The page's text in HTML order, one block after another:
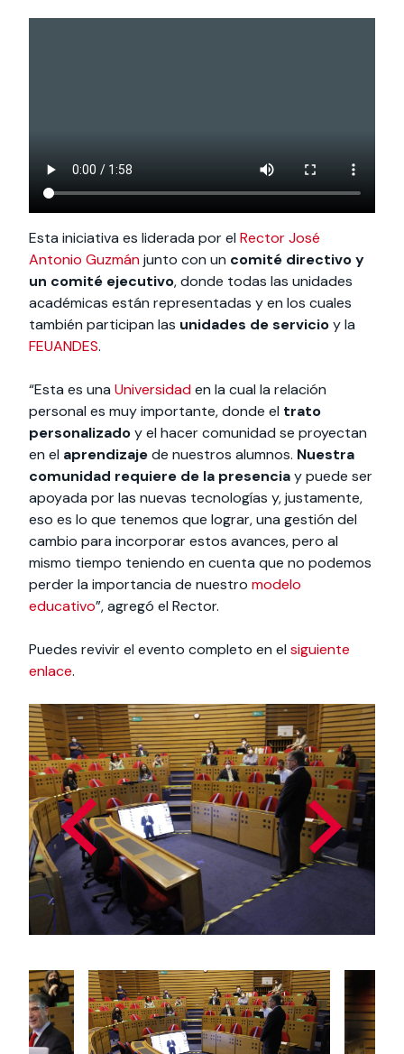
Esta iniciativa es liderada por el Rector José
Antonio Guzmánjunto con un comité directivo y
un comité ejecutivo, donde todas las unidades
académicas están representadas y en los cuales
también participan las unidades de servicioy la
FEUANDES.
“Esta es una Universidaden la cual la relación
personal es muy importante, donde el trato
personalizadoy el hacer comunidad se proyectan
en el aprendizajede nuestros alumnos. Nuestra
comunidad requiere de la presenciay puede ser
apoyada por las nuevas tecnologías y, justamente,
eso es lo que tenemos que lograr, una gestión del
cambio para incorporar estos avances, pero al
mismo tiempo teniendo en cuenta que no podemos
perder la importancia de nuestro modelo
educativo”, agregó el Rector.
Puedes revivir el evento completo en el siguiente
enlace.